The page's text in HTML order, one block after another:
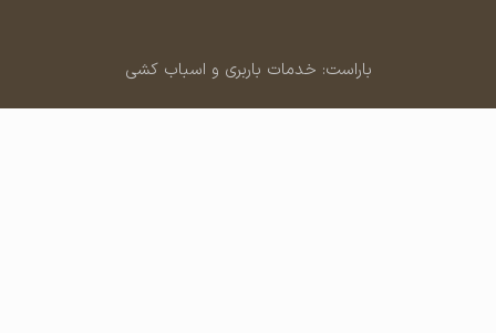
باراست: خدمات باربری و اسباب کشی